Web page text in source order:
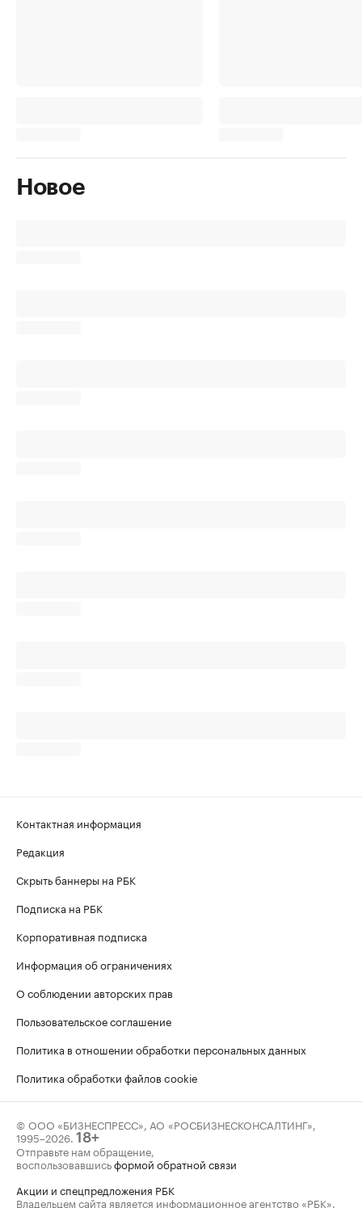
Новое
Контактная информация
Редакция
Скрыть баннеры на РБК
Подписка на РБК
Корпоративная подписка
Информация об ограничениях
О соблюдении авторских прав
Пользовательское соглашение
Политика в отношении обработки персональных данных
Политика обработки файлов cookie
© ООО «БИЗНЕСПРЕСС», АО «РОСБИЗНЕСКОНСАЛТИНГ»,
1995–2026. 18+
Отправьте нам обращение,
воспользовавшисьформой обратной связи
Акции и спецпредложения РБК
Владельцем сайта является информационное агентство «РБК».